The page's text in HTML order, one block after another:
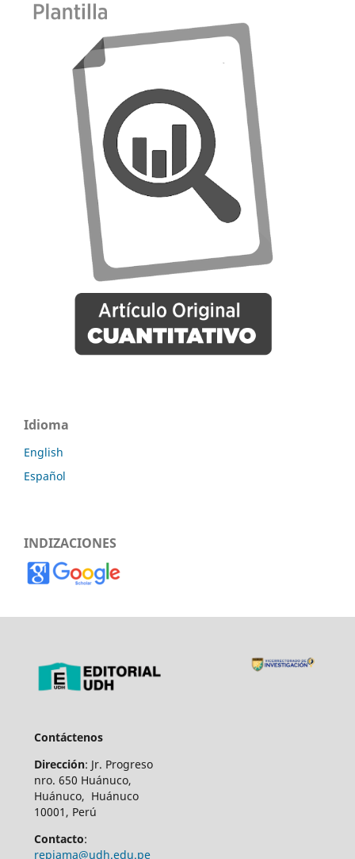
Idioma
English
Español
INDIZACIONES
Contáctenos
Dirección: Jr. Progreso
nro. 650 Huánuco,
Huánuco, Huánuco
10001, Perú
Contacto:
repiama@udh.edu.pe